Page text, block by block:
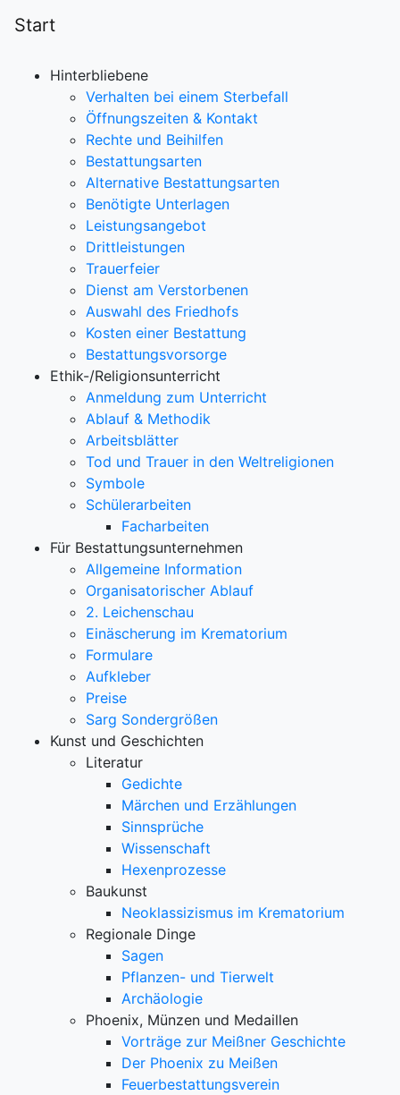
Start
Hinterbliebene
Verhalten bei einem Sterbefall
Öffnungszeiten & Kontakt
Rechte und Beihilfen
Bestattungsarten
Alternative Bestattungsarten
Benötigte Unterlagen
Leistungsangebot
Drittleistungen
Trauerfeier
Dienst am Verstorbenen
Auswahl des Friedhofs
Kosten einer Bestattung
Bestattungsvorsorge
Ethik-/Religionsunterricht
Anmeldung zum Unterricht
Ablauf & Methodik
Arbeitsblätter
Tod und Trauer in den Weltreligionen
Symbole
Schülerarbeiten
Facharbeiten
Für Bestattungsunternehmen
Allgemeine Information
Organisatorischer Ablauf
2. Leichenschau
Einäscherung im Krematorium
Formulare
Aufkleber
Preise
Sarg Sondergrößen
Kunst und Geschichten
Literatur
Gedichte
Märchen und Erzählungen
Sinnsprüche
Wissenschaft
Hexenprozesse
Baukunst
Neoklassizismus im Krematorium
Regionale Dinge
Sagen
Pflanzen- und Tierwelt
Archäologie
Phoenix, Münzen und Medaillen
Vorträge zur Meißner Geschichte
Der Phoenix zu Meißen
Feuerbestattungsverein